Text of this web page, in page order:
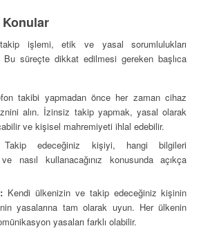
işlemi, etik ve yasal sorumlulukları
Bu süreçte dikkat edilmesi gereken başlıca
takibi yapmadan önce her zaman cihaz
alın. İzinsiz takip yapmak, yasal olarak
ve kişisel mahremiyeti ihlal edebilir.
edeceğiniz kişiyi, hangi bilgileri
ve nasıl kullanacağınız konusunda açıkça
Kendi ülkenizin ve takip edeceğiniz kişinin
yasalarına tam olarak uyun. Her ülkenin
yasaları farklı olabilir.